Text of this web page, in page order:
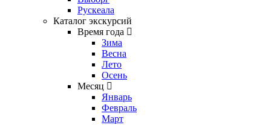
Рускеала
Каталог экскурсий
Время года
Зима
Весна
Лето
Осень
Месяц
Январь
Февраль
Март